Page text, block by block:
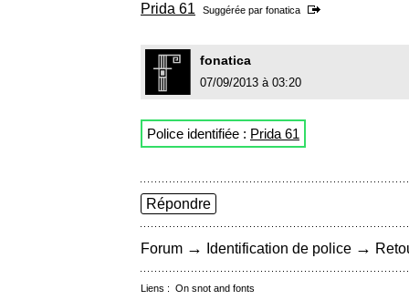
Prida 61 Suggérée par fonatica
fonatica
07/09/2013 à 03:20
Police identifiée : Prida 61
Répondre
Forum → Identification de police →
Liens : On snot and fonts